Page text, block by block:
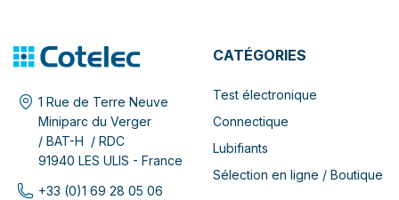
1 Rue de Terre Neuve
Miniparc du Verger
/ BAT-H / RDC
91940 LES ULIS - France
+33 (0)1 69 28 05 06
CATÉGORIES
Test électronique
Connectique
Lubifiants
Sélection en ligne / Boutique